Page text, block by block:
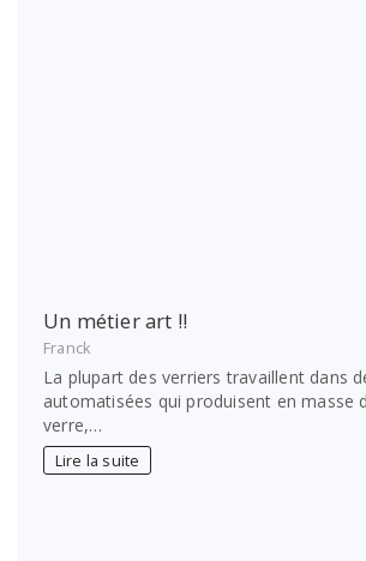
Un métier art !!
Franck
La plupart des verriers travaillent dans
automatisées qui produisent en masse
verre,…
Lire la suite